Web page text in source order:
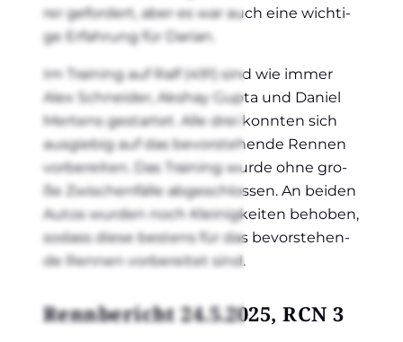
rer gefor­dert, aber es war auch eine wich­ti­
ge Erfah­rung für Dari­an.
Im Trai­ning auf Ralf (491) sind wie immer
Alex Schnei­der, Aks­hay Gupta und Dani­el
Mer­tens gestar­tet. Alle drei konn­ten sich
aus­gie­big auf das bevor­ste­hen­de Ren­nen
vor­be­rei­ten. Das Trai­ning wur­de ohne gro­
ße Zwi­schen­fäl­le abge­schlos­sen. An bei­den
Autos wur­den noch Klei­nig­kei­ten beho­ben,
sodass die­se bes­tens für das bevor­ste­hen­
de Ren­nen vor­be­rei­tet sind.
Renn­be­richt 24.5.2025, RCN 3